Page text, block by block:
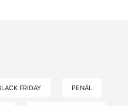
BLACK FRIDAY PENÁL